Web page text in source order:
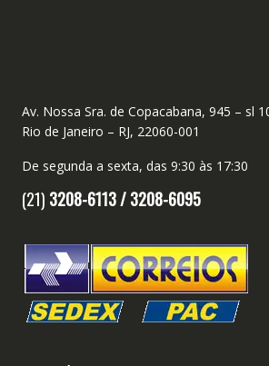
Av. Nossa Sra. de Copacabana, 945 – sl
Rio de Janeiro – RJ, 22060-001
De segunda a sexta, das 9:30 às 17:30
(21) 3208-6113 /3208-6095